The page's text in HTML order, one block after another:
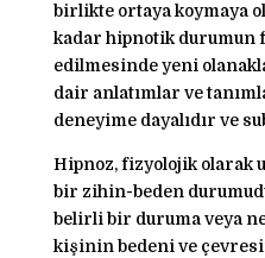
birlikte ortaya koymaya
kadar hipnotik durumun
edilmesinde yeni
dair anlatımlar ve
deneyime dayalıdır ve
Hipnoz, fizyolojik olarak
bir zihin-beden
belirli bir duruma veya
kişinin bedeni ve